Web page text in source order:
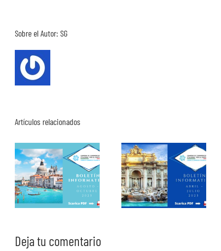
Sobre el Autor: SG
Artículos relacionados
Deja tu comentario